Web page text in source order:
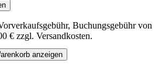
Buchungsgebühr von
€ zzgl. Versandkosten.
anzeigen